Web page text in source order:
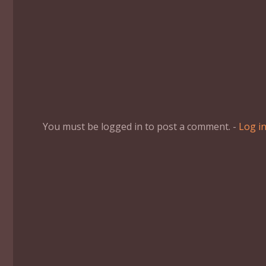
You must be logged in to post a comment. - Log in